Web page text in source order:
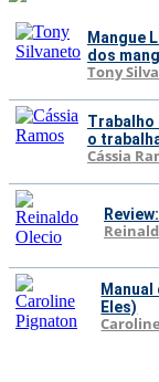
Mangue
dos
Tony
Trabalho
o
Cássia
Eles)